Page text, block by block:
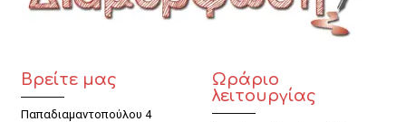
Βρείτε μας
Παπαδιαμαντοπούλου 4
Ωράριο
λειτουργίας